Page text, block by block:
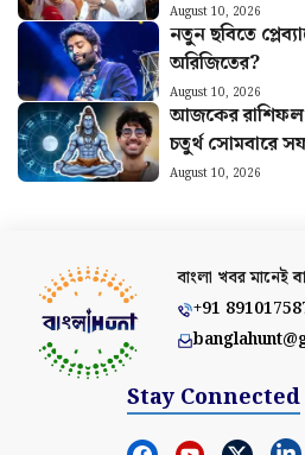
August 10, 2026
নতুন ছবিতে
অরিজিতের?
August 10, 2026
আজকের রাশিফল
চতুর্থ সোমবারে
রাশি
August 10, 2026
বাংলা খবর মানেই
+91
Stay Connected